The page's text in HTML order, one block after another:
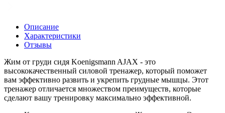
Описание
Характеристики
Отзывы
Жим от груди сидя Koenigsmann AJAX - это
высококачественный силовой тренажер, который поможет
вам эффективно развить и укрепить грудные мышцы. Этот
тренажер отличается множеством преимуществ, которые
сделают вашу тренировку максимально эффективной.